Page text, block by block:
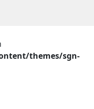
themes/sgn-